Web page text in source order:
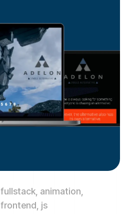
fullstack, animation,
frontend, js